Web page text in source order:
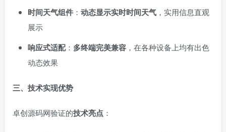
时间天气组件 ： 动态显示实时时间天气 ，实用信息直观
展示
响应式适配： 多终端完美兼容 ，在各种设备上均有出色
动态效果
三、技术实现优势
卓创源码网验证的技术亮点 ：